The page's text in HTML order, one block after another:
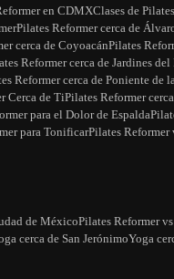
en CDMXClases de
Pilates Reformer cerca de
cerca de CoyoacánPilates
Reformer cerca de Jardines del
Reformer cerca de Poniente de
Cerca de TiPilates Reformer
para el Dolor de Espalda
para TonificarPilates Reformer
de MéxicoPilates Reformer
cerca de San JerónimoYoga